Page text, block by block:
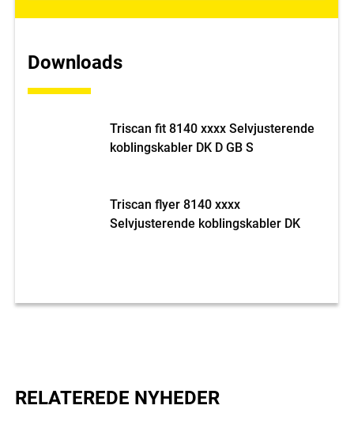
Downloads
Triscan fit 8140 xxxx Selvjusterende
koblingskabler DK D GB S
Triscan flyer 8140 xxxx
Selvjusterende koblingskabler DK
RELATEREDE NYHEDER